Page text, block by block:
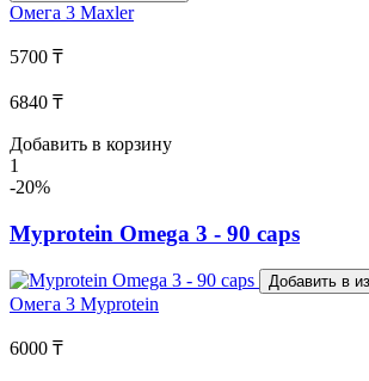
Омега 3 Maxler
5700 ₸
6840 ₸
Добавить в корзину
1
-20%
Myprotein Omega 3 - 90 caps
Добавить в
Омега 3 Myprotein
6000 ₸